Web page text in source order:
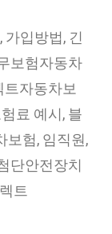
, 가입방법, 긴
보험자동차
트자동차보
험료 예시, 블
보험, 임직원,
단안전장치
트